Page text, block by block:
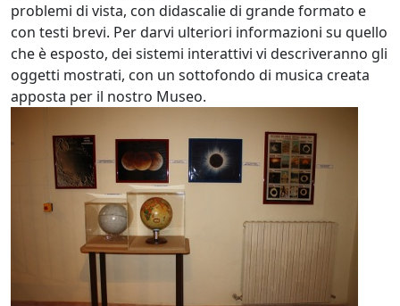
problemi di vista, con didascalie di grande formato e
con testi brevi. Per darvi ulteriori informazioni su quello
che è esposto, dei sistemi interattivi vi descriveranno gli
oggetti mostrati, con un sottofondo di musica creata
apposta per il nostro Museo.